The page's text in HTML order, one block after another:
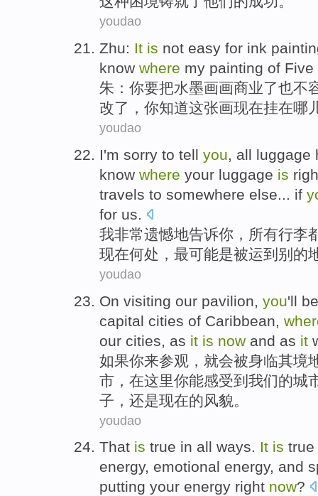
youdao
Zhu: It is not easy for ink
know where my painting of Five
朱 ： 你要把水墨画画商业了也不
改了，你知道这张画现在挂在哪
youdao
I'm sorry to tell you, all luggage
know where your luggage is
travels to somewhere else... if
for us.
我非常遗憾地告诉你 ， 所有行李
现在何处 ， 最可能是被运到 别的
youdao
On visiting our pavilion, you'll be
capital cities of Caribbean
our cities , as it is now and as it
如果你来参观， 就会被身临其境
市 ， 在这里你能感受到我们的城
子，还是现在的风貌。
youdao
That is true in all ways. It is
energy, emotional energy, and
putting your energy right now?